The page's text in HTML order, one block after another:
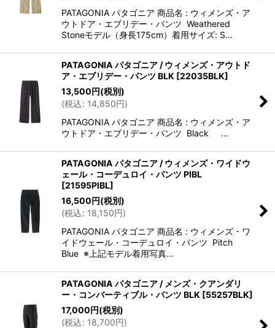
PATAGONIA パタゴニア 商品名 : ウィメンズ・ア
ウトドア・エブリデー・パンツ Weathered
Stoneモデル（身長175cm）着用サイズ: S…
PATAGONIA パタゴニア / ウィメンズ・アウトド
ア・エブリデー・パンツ BLK [22035BLK]
13,500円(税別)
(税込: 14,850円)
PATAGONIA パタゴニア 商品名 : ウィメンズ・ア
ウトドア・エブリデー・パンツ Black …
PATAGONIA パタゴニア / ウィメンズ・ワイドウ
ェール・コーデュロイ・パンツ PIBL
[21595PIBL]
16,500円(税別)
(税込: 18,150円)
PATAGONIA パタゴニア 商品名 : ウィメンズ・ワ
イドウェール・コーデュロイ・パンツ Pitch
Blue ※上記モデル着用写真…
PATAGONIA パタゴニア / メンズ・クアンダリ
ー・コンバーティブル・パンツ BLK [55257BLK]
17,000円(税別)
(税込: 18,700円)